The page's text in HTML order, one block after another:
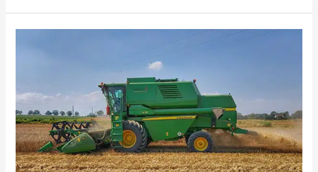
adiuwanty